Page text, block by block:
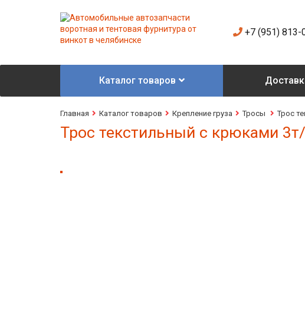
+7 (951) 813-
Каталог товаров
Главная Каталог товаров Крепление груза Тросы Трос
Трос текстильный с крюками